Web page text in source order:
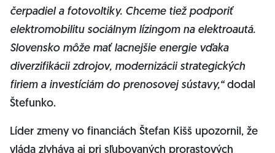
čerpadiel a fotovoltiky. Chceme tiež podporiť
elektromobilitu sociálnym lízingom na elektroautá.
Slovensko môže mať lacnejšie energie vďaka
diverzifikácii zdrojov, modernizácii strategických
firiem a investíciám do prenosovej sústavy,“dodal
Štefunko.
Líder zmeny vo financiách Štefan Kišš upozornil, že
vláda zlyháva aj pri sľubovaných prorastových